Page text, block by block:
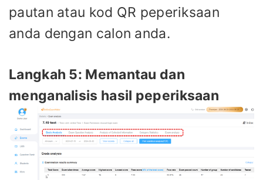
pautan atau kod QR peperiksaan
anda dengan calon anda.
Langkah 5: Memantau dan
menganalisis hasil peperiksaan